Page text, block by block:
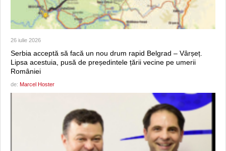
26 iulie 2026
Serbia acceptă să facă un nou drum rapid Belgrad – Vârșeț.
Lipsa acestuia, pusă de președintele țării vecine pe umerii
României
de: Marcel Hoster